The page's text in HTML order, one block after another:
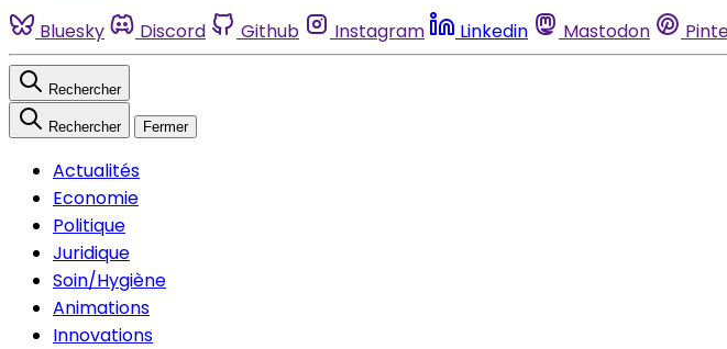
Bluesky Discord Github Instagram Linkedin Mastodon
Rechercher
Rechercher Fermer
Actualités
Economie
Politique
Juridique
Soin/Hygiène
Animations
Innovations